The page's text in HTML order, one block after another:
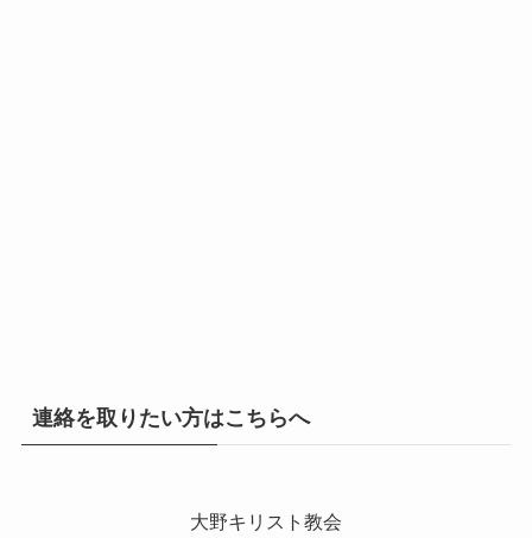
連絡を取りたい方はこちらへ
大野キリスト教会